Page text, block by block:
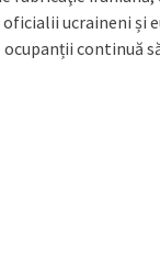
ucraineni și
continuă